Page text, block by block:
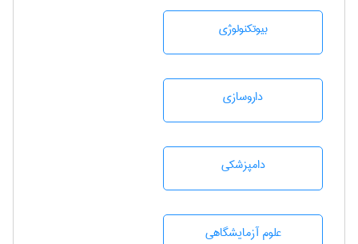
بيوتكنولوژی
داروسازی
دامپزشكی
علوم آزمايشگاهی